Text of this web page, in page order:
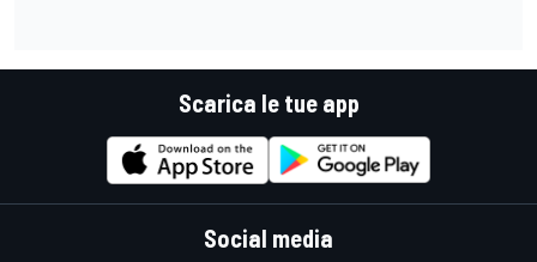
Scarica le tue app
Social media